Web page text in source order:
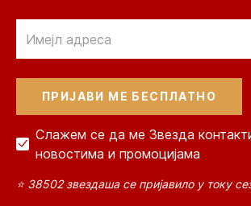
Слажем се да ме Звезда
новостима и промоцијама
⭐ 38502 звездаша се пријавило у току